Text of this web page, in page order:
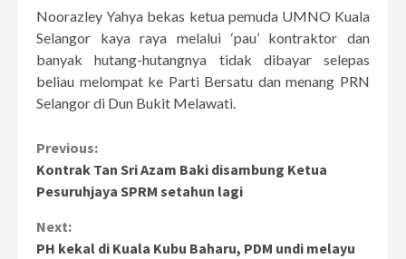
Noorazley Yahya bekas ketua pemuda UMNO Kuala
Selangor kaya raya melalui ‘pau’ kontraktor dan
banyak hutang-hutangnya tidak dibayar selepas
beliau melompat ke Parti Bersatu dan menang PRN
Selangor di Dun Bukit Melawati.
Continue
Reading
Previous:
Kontrak Tan Sri Azam Baki disambung Ketua
Pesuruhjaya SPRM setahun lagi
Next:
PH kekal di Kuala Kubu Baharu, PDM undi melayu